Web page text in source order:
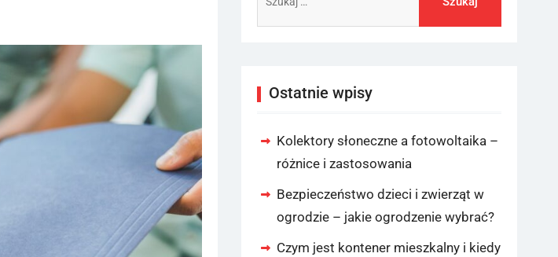
Ostatnie wpisy
Kolektory słoneczne a fotowoltaika –
różnice i zastosowania
Bezpieczeństwo dzieci i zwierząt w
ogrodzie – jakie ogrodzenie wybrać?
Czym jest kontener mieszkalny i kiedy